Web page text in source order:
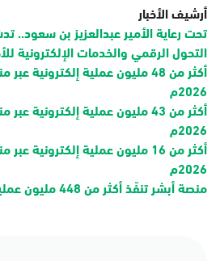
أرشيف الأخبار
تحت رعاية الأمير عبدالعزيز بن سعود..
التحول الرقمي والخدمات الإلكترونية
أكثر من 48 مليون عملية
2026م
أكثر من 43 مليون عملية
2026م
أكثر من 16 مليون عملية
2026م
منصة أبشر تنفّذ أكثر من 448 مليون عملية إلكترونية في 2025م